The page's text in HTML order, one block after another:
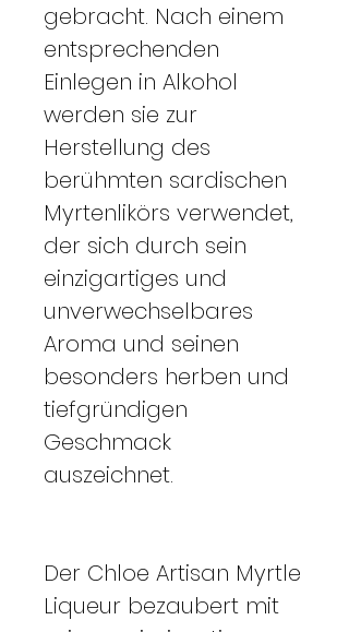
gebracht. Nach einem
entsprechenden
Einlegen in Alkohol
werden sie zur
Herstellung des
berühmten sardischen
Myrtenlikörs verwendet,
der sich durch sein
einzigartiges und
unverwechselbares
Aroma und seinen
besonders herben und
tiefgründigen
Geschmack
auszeichnet.
Der Chloe Artisan Myrtle
Liqueur bezaubert mit